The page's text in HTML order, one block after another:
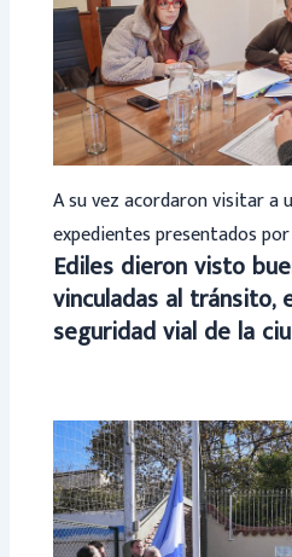
A su vez acordaron visitar a
expedientes presentados
Ediles dieron visto
vinculadas al
seguridad vial de la